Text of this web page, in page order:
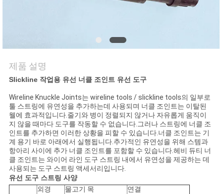
세
요
뉴
스
경
우
제품 설명
Slickline 작업용 유선 너클 조인트 유선 도구
Wireline Knuckle Joints는 wireline tools / slickline tools의 일부로
툴 스트링에 유연성을 추가하는데 사용되며 너클 조인트는 이탈된
웰에 효과적입니다.줄기와 병이 정렬되지 않거나 자유롭게 움직이
지 않을 때마다 도구를 작동할 수 없습니다.그러나 스트링에 너클 조
인트를 추가하면 이러한 상황을 피할 수 있습니다.너클 조인트는 기
계 용기 바로 아래에서 실행됩니다.추가적인 유연성을 위해 스템과
항아리 사이에 추가 너클 조인트를 포함할 수 있습니다.헤비 듀티 너
클 조인트는 와이어 라인 도구 스트링 내에서 유연성을 제공하는 데
사용되는 도구 스트링 액세서리입니다.
유선 도구 스트링 사양
외경
물고기 목 연결